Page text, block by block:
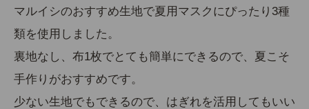
マルイシのおすすめ生地で夏用マスクにぴったり3種
類を使用しました。
裏地なし、布1枚でとても簡単にできるので、夏こそ
手作りがおすすめです。
少ない生地でもできるので、はぎれを活用 してもいい